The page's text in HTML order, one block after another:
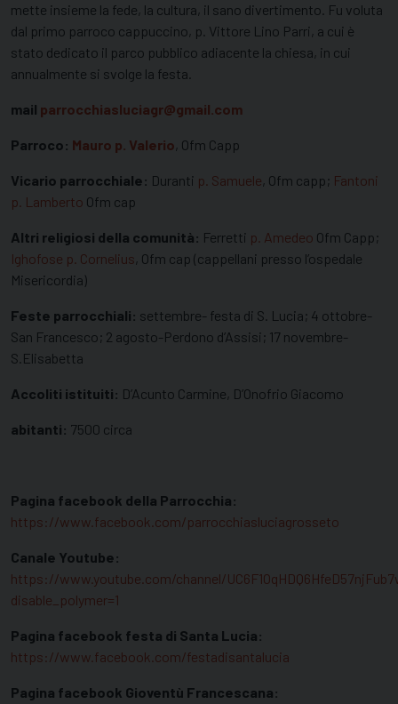
mette insieme la fede, la cultura, il sano divertimento. Fu voluta
dal primo parroco cappuccino, p. Vittore Lino Parri, a cui è
stato dedicato il parco pubblico adiacente la chiesa, in cui
annualmente si svolge la festa.
mail parrocchiasluciagr@gmail.com
Parroco: Mauro p. Valerio, Ofm Capp
Vicario parrocchiale: Duranti p. Samuele, Ofm capp; Fantoni
p. Lamberto Ofm cap
Altri religiosi della comunità: Ferretti p. Amedeo Ofm Capp;
Ighofose p. Cornelius, Ofm cap (cappellani presso l’ospedale
Misericordia)
Feste parrocchiali: settembre- festa di S. Lucia; 4 ottobre-
San Francesco; 2 agosto-Perdono d’Assisi; 17 novembre-
S.Elisabetta
Accoliti istituiti: D’Acunto Carmine, D’Onofrio Giacomo
abitanti: 7500 circa
Pagina facebook della Parrocchia:
https://www.facebook.com/parrocchiasluciagrosseto
Canale Youtube:
https://www.youtube.com/channel/
disable_polymer=1
Pagina facebook festa di Santa Lucia:
https://www.facebook.com/festadisantalucia
Pagina facebook Gioventù Francescana: